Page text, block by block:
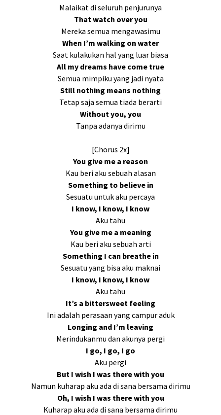
Malaikat di seluruh penjurunya
That watch over you
Mereka semua mengawasimu
When I’m walking on water
Saat kulakukan hal yang luar biasa
All my dreams have come true
Semua mimpiku yang jadi nyata
Still nothing means nothing
Tetap saja semua tiada berarti
Without you, you
Tanpa adanya dirimu
[Chorus 2x]
You give me a reason
Kau beri aku sebuah alasan
Something to believe in
Sesuatu untuk aku percaya
I know, I know, I know
Aku tahu
You give me a meaning
Kau beri aku sebuah arti
Something I can breathe in
Sesuatu yang bisa aku maknai
I know, I know, I know
Aku tahu
It’s a bittersweet feeling
Ini adalah perasaan yang campur aduk
Longing and I’m leaving
Merindukanmu dan akunya pergi
I go, I go, I go
Aku pergi
But I wish I was there with you
Namun kuharap aku ada di sana bersama dirimu
Oh, I wish I was there with you
Kuharap aku ada di sana bersama dirimu